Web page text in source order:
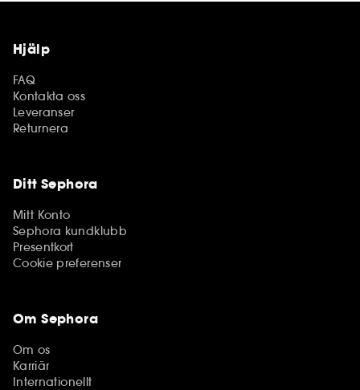
Hjälp
FAQ
Kontakta oss
Leveranser
Returnera
Ditt Sephora
Mitt Konto
Sephora kundklubb
Presentkort
Cookie preferenser
Om Sephora
Om os
Karriär
Internationellt